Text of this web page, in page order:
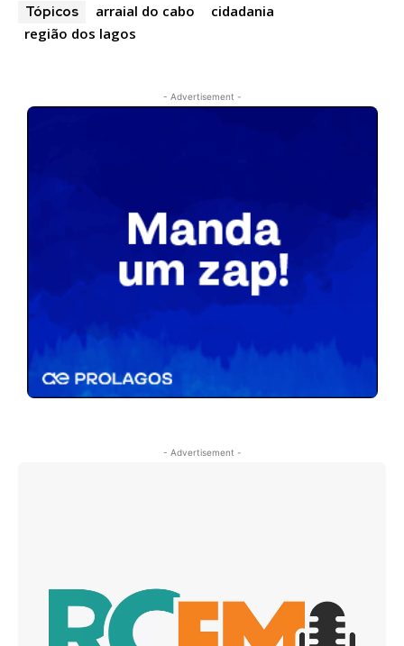
Tópicos arraial do cabo
cidadania
região dos lagos
- Advertisement -
- Advertisement -